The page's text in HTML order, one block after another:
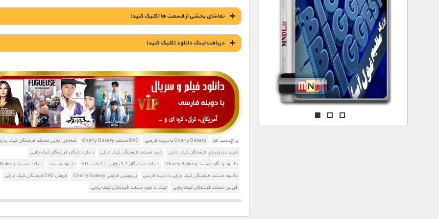
تماشای بخشی از قسمت ها (کلیک کنید)
رایگان – قسمت اول - رایگان
دریافت لينک دانلود (کليک کنيد)
رایگان – قسمت اول - رایگان
10000 تومان – دانلود قسمت 1 تا 15 (افزودن به سبد خريد)
5000 تومان – دانلود قسمت 15 تا 19 (افزودن به سبد خريد) برچسب ها: Charly Bakery با دوبله فارسی DVD مستند Charly Bakery
تماشای آنلاین مستند فرشتگان کیک
خرید دی وی دی فرشتگان کیک چارلی
خرید مستند فرشتگان کیک چارلی
دانلود رایگان فرشتگان کیک چارلی
دانلود رایگان مستند Charly Bakery
دانلود فرشتگان کیک چارلی با کیفیت HD دانلود مستند
دانلود مستند Charly Bakery
دانلود مستند فرشتگان کیک چارلی با دوبله فارسی
زیرنویس فارسی Charly Bakery
فروش DVD فرشتگان کیک چارلی
فروش مستند فرشتگان کیک چارلی
لینک دانلود مستند فرشتگان کیک چارلی